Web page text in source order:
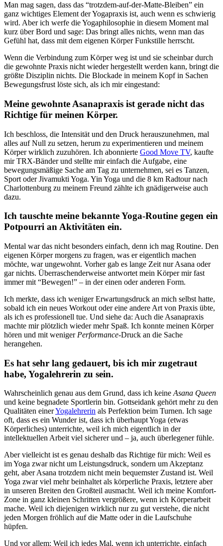
Man mag sagen, dass das “trotzdem-auf-der-Matte-Bleiben” ein
ganz wichtiges Element der Yogapraxis ist, auch wenn es schwierig
wird. Aber ich werfe die Yogaphilosophie in diesem Moment mal
kurz über Bord und sage: Das bringt alles nichts, wenn man das
Gefühl hat, dass mit dem eigenen Körper Funkstille herrscht.
Wenn die Verbindung zum Körper weg ist und sie scheinbar durch
die gewohnte Praxis nicht wieder hergestellt werden kann, bringt die
größte Disziplin nichts. Die Blockade in meinem Kopf in Sachen
Bewegungsfrust löste sich, als ich mir eingestand:
Meine gewohnte Asanapraxis ist gerade nicht das
Richtige für meinen Körper.
Ich beschloss, die Intensität und den Druck herauszunehmen, mal
alles auf Null zu setzen, herum zu experimentieren und meinem
Körper wirklich zuzuhören. Ich abonnierte Good Move TV, kaufte
mir TRX-Bänder und stellte mir einfach die Aufgabe, eine
bewegungsmäßige Sache am Tag zu unternehmen, sei es Tanzen,
Sport oder Jivamukti Yoga. Yin Yoga und die 8 km Radtour nach
Charlottenburg zu meinem Freund zählte ich gnädigerweise auch
dazu.
Ich tauschte meine bekannte Yoga-Routine gegen ein
Potpourri an Aktivitäten ein.
Mental war das nicht besonders einfach, denn ich mag Routine. Den
eigenen Körper morgens zu fragen, was er eigentlich machen
möchte, war ungewohnt. Vorher gab es lange Zeit nur Asana oder
gar nichts. Überraschenderweise antwortet mein Körper mir fast
immer mit “Bewegen!” – in der einen oder anderen Form.
Ich merkte, dass ich weniger Erwartungsdruck an mich selbst hatte,
sobald ich ein neues Workout oder eine andere Art von Praxis übte,
als ich es professionell tue. Und siehe da: Auch die Asanapraxis
machte mir plötzlich wieder mehr Spaß. Ich konnte meinen Körper
hören und mit weniger Performance-Druck an die Sache
herangehen.
Es hat sehr lang gedauert, bis ich mir zugetraut
habe, Yogalehrerin zu sein.
Wahrscheinlich genau aus dem Grund, dass ich keineAsana Queen
und keine begnadete Sportlerin bin. Gottseidank gehört mehr zu den
Qualitäten einerYogalehrerin als Perfektion beim Turnen. Ich sage
oft, dass es ein Wunder ist, dass ich überhaupt Yoga (etwas
Körperliches) unterrichte, weil ich mich eigentlich in der
intellektuellen Arbeit viel sicherer und – ja, auch überlegener fühle.
Aber vielleicht ist es genau deshalb das Richtige für mich: Weil es
im Yoga zwar nicht um Leistungsdruck, sondern um Akzeptanz
geht, aber Asana trotzdem nicht mein bequemster Zustand ist. Weil
Yoga zwar viel mehr beinhaltet als körperliche Praxis, letztere aber
in unseren Breiten den Großteil ausmacht. Weil ich meine Komfort-
Zone in ganz kleinen Schritten vergrößere, wenn ich Körperarbeit
mache. Weil ich diejenigen wirklich nur zu gut verstehe, die nicht
jeden Morgen fröhlich auf die Matte oder in die Laufschuhe
hüpfen.
Und vor allem: Weil ich jedes Mal, wenn ich unterrichte, einfach